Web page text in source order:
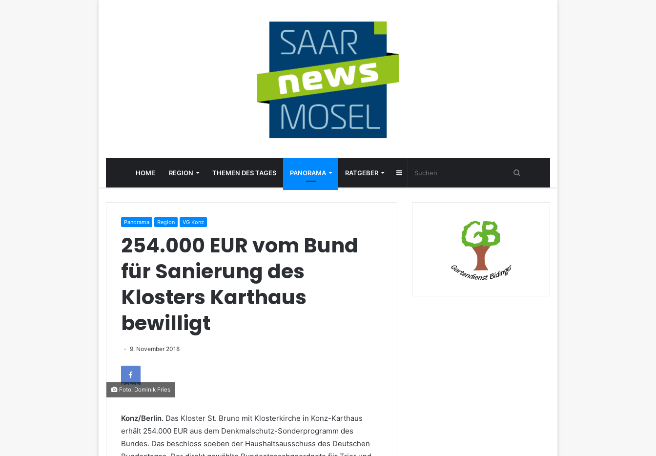
HOME REGION THEMEN DES TAGES PANORAMA RATGEBER Sidebar
Panorama Region VG Konz
254.000 EUR vom Bund
für Sanierung des
Klosters Karthaus
bewilligt
9. November 2018
Facebook
Foto: Dominik Fries
Konz/Berlin.Das Kloster St. Bruno mit Klosterkirche in Konz-Karthaus
erhält 254.000 EUR aus dem Denkmalschutz-Sonderprogramm des
Bundes. Das beschloss soeben der Haushaltsausschuss des Deutschen